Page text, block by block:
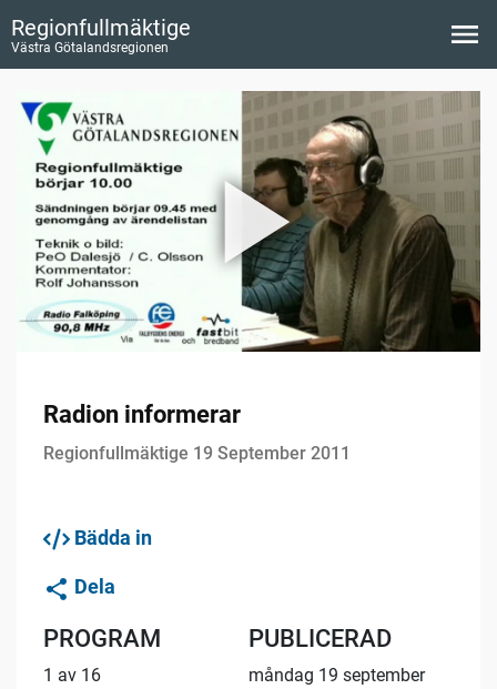
Regionfullmäktige
Västra Götalandsregionen
Radion informerar
Regionfullmäktige 19 September 2011
Bädda in
Dela
PROGRAM
1 av 16
PUBLICERAD
måndag 19 september